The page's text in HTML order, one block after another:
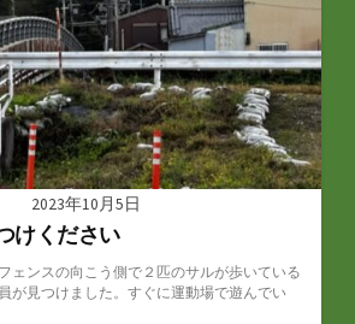
2023年10月5日
けください
ェンスの向こう側で２匹のサルが歩いている
が見つけました。すぐに運動場で遊んでい